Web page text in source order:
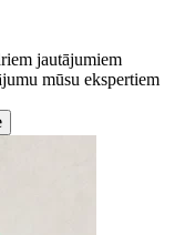
jautājumiem
mūsu ekspertiem